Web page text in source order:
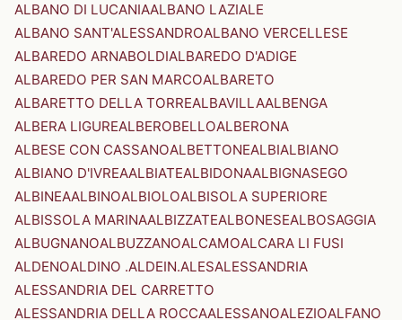
ALBANO DI LUCANIAALBANO LAZIALE
ALBANO SANT'ALESSANDROALBANO VERCELLESE
ALBAREDO ARNABOLDIALBAREDO D'ADIGE
ALBAREDO PER SAN MARCOALBARETO
ALBARETTO DELLA TORREALBAVILLAALBENGA
ALBERA LIGUREALBEROBELLOALBERONA
ALBESE CON CASSANOALBETTONEALBIALBIANO
ALBIANO D'IVREAALBIATEALBIDONAALBIGNASEGO
ALBINEAALBINOALBIOLOALBISOLA SUPERIORE
ALBISSOLA MARINAALBIZZATEALBONESEALBOSAGGIA
ALBUGNANOALBUZZANOALCAMOALCARA LI FUSI
ALDENOALDINO .ALDEIN.ALESALESSANDRIA
ALESSANDRIA DEL CARRETTO
ALESSANDRIA DELLA ROCCAALESSANOALEZIOALFANO